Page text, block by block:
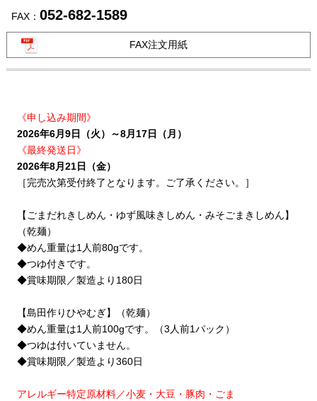
FAX： 052-682-1589
FAX注文用紙
《申し込み期間》
2026年6月9日（火）～8月17日（月）
《最終発送日》
2026年8月21日（金）
［完売次第受付終了となります。ご了承ください。］
【ごまだれきしめん・ゆず風味きしめん・みそごまきしめん】
（乾麺）
◆めん重量は1人前80gです。
◆つゆ付きです。
◆賞味期限／製造より180日
【島田作りひやむぎ】（乾麺）
◆めん重量は1人前100gです。（3人前1パック）
◆つゆは付いていません。
◆賞味期限／製造より360日
アレルギー特定原材料／小麦・大豆・豚肉・ごま